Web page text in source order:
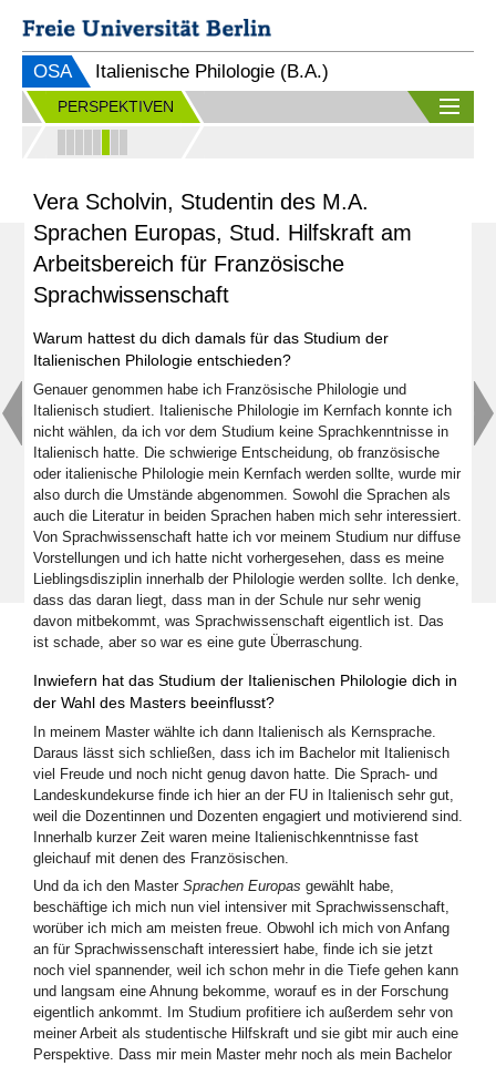
OSA Italienische Philologie (B.A.)
PERSPEKTIVEN
Vera Scholvin, Studentin des M.A.
Sprachen Europas, Stud. Hilfskraft am
Arbeitsbereich für Französische
Sprachwissenschaft
Warum hattest du dich damals für das Studium der
Italienischen Philologie entschieden?
Genauer genommen habe ich Französische Philologie und
Italienisch studiert. Italienische Philologie im Kernfach konnte ich
nicht wählen, da ich vor dem Studium keine Sprachkenntnisse in
Italienisch hatte. Die schwierige Entscheidung, ob französische
oder italienische Philologie mein Kernfach werden sollte, wurde mir
also durch die Umstände abgenommen. Sowohl die Sprachen als
auch die Literatur in beiden Sprachen haben mich sehr interessiert.
Von Sprachwissenschaft hatte ich vor meinem Studium nur diffuse
Vorstellungen und ich hatte nicht vorhergesehen, dass es meine
Lieblingsdisziplin innerhalb der Philologie werden sollte. Ich denke,
dass das daran liegt, dass man in der Schule nur sehr wenig
davon mitbekommt, was Sprachwissenschaft eigentlich ist. Das
ist schade, aber so war es eine gute Überraschung.
Inwiefern hat das Studium der Italienischen Philologie dich in
der Wahl des Masters beeinflusst?
In meinem Master wählte ich dann Italienisch als Kernsprache.
Daraus lässt sich schließen, dass ich im Bachelor mit Italienisch
viel Freude und noch nicht genug davon hatte. Die Sprach- und
Landeskundekurse finde ich hier an der FU in Italienisch sehr gut,
weil die Dozentinnen und Dozenten engagiert und motivierend sind.
Innerhalb kurzer Zeit waren meine Italienischkenntnisse fast
gleichauf mit denen des Französischen.
Und da ich den Master Sprachen Europas gewählt habe,
beschäftige ich mich nun viel intensiver mit Sprachwissenschaft,
worüber ich mich am meisten freue. Obwohl ich mich von Anfang
an für Sprachwissenschaft interessiert habe, finde ich sie jetzt
noch viel spannender, weil ich schon mehr in die Tiefe gehen kann
und langsam eine Ahnung bekomme, worauf es in der Forschung
eigentlich ankommt. Im Studium profitiere ich außerdem sehr von
meiner Arbeit als studentische Hilfskraft und sie gibt mir auch eine
Perspektive. Dass mir mein Master mehr noch als mein Bachelor